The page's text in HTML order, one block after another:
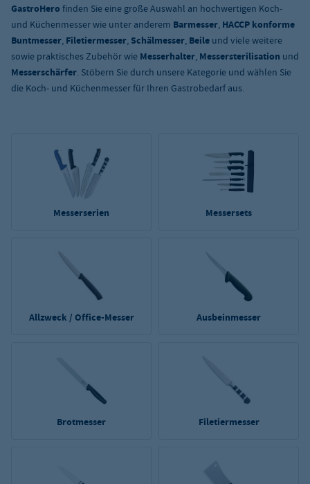
GastroHero finden Sie eine große Auswahl an hochwertigen Koch-
und Küchenmesser wie unter anderem Barmesser, HACCP konforme
Buntmesser, Filetiermesser, Schälmesser, Beile und viele weitere
sowie praktisches Zubehör wie Messerhalter, Messersterilisation und
Messerschärfer. Stöbern Sie durch unsere Kategorie und wählen Sie
die Koch- und Küchenmesser für Ihren Gastrobedarf aus.
Messerserien Messersets
Allzweck / Office-Messer Ausbeinmesser
Brotmesser Filetiermesser